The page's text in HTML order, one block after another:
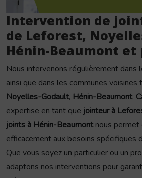
Intervention de
de Leforest,
Hénin-Beaumont et
Nous intervenons régulièrement dans
ainsi que dans les communes voisines
Noyelles-Godault, Hénin-Beaumont,
expertise en tant que jointeur à
joints à Hénin-Beaumont nous
efficacement aux besoins spécifiques
Que vous soyez un particulier ou un
adaptons nos interventions pour